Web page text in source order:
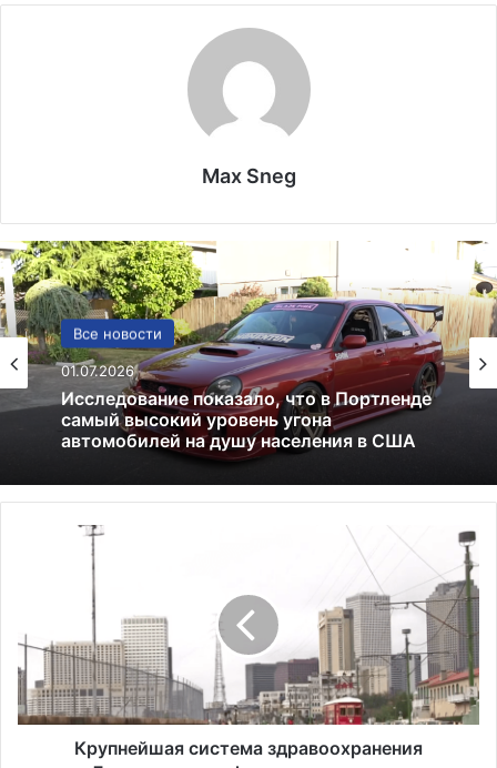
Max Sneg
Все новости
01.07.2026
Исследование показало, что в Портленде
самый высокий уровень угона
автомобилей на душу населения в США
Политика
24.06.2025
Россия больше не получит американских
льгот: что это значит и к чему приведёт
н
е
й
ш
а
Крупнейшая система здравоохранения